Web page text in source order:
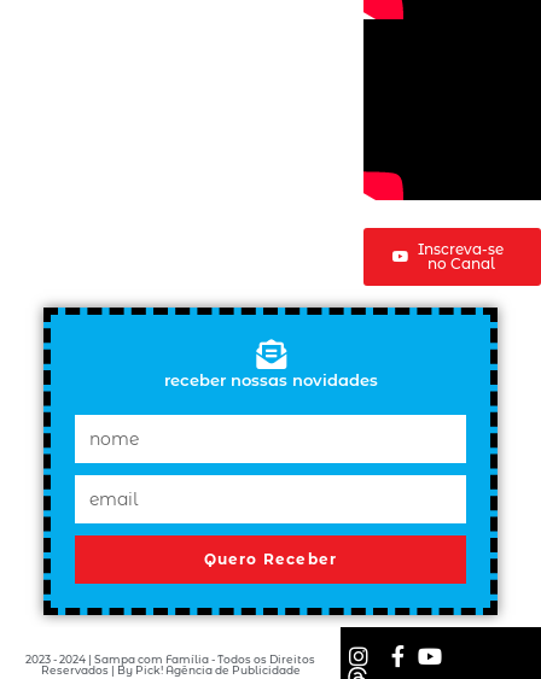
Inscreva-se
no Canal
receber nossas novidades
Quero Receber
2023 - 2024 | Sampa com Família - Todos os Direitos
Reservados | By Pick! Agência de Publicidade